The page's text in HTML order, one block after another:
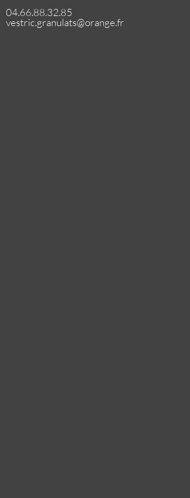
04.66.88.32.85
vestric.granulats@orange.fr